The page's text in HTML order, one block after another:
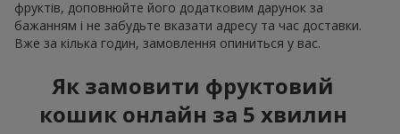
фруктів, доповнюйте його додатковим дарунок за
бажанням і не забудьте вказати адресу та час доставки.
Вже за кілька годин, замовлення опиниться у вас.
Як замовити фруктовий
кошик онлайн за 5 хвилин